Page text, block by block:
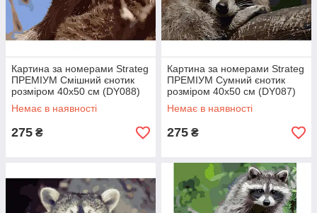
Картина за номерами Strateg
ПРЕМІУМ Смішний єнотик
розміром 40х50 см (DY088)
Немає в наявності
275 ₴
Картина за номерами Strateg
ПРЕМІУМ Сумний єнотик
розміром 40х50 см (DY087)
Немає в наявності
275 ₴